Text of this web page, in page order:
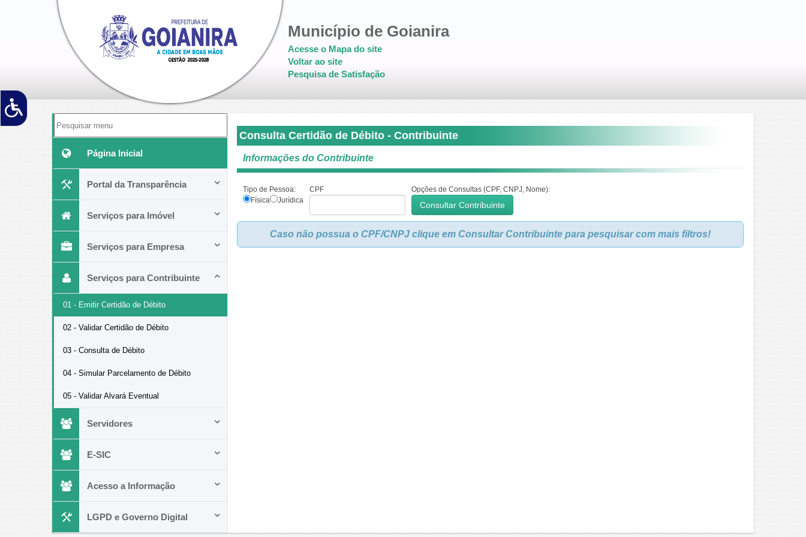
Município de Goianira
Acesse o Mapa do site
Voltar ao site
Pesquisa de Satisfação
Página Inicial
Portal da Transparência
Serviços para Imóvel
Serviços para Empresa
Serviços para Contribuinte
01 - Emitir Certidão de Débito
02 - Validar Certidão de Débito
03 - Consulta de Débito
04 - Simular Parcelamento de Débito
05 - Validar Alvará Eventual
Servidores
E-SIC
Acesso a Informação
LGPD e Governo Digital
Consulta Certidão de Débito - Contribuinte
Informações do Contribuinte
Tipo de Pessoa:
Física
Jurídica
CPF Opções de Consultas (CPF, CNPJ, Nome):
Caso não possua o CPF/CNPJ clique em Consultar Contribuinte para pesquisar com mais filtros!